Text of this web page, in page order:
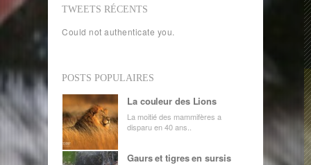
TWEETS RÉCENTS
Could not authenticate you.
POSTS POPULAIRES
La couleur des Lions
La moitié des mammifères a
disparu en 40 ans..
Gaurs et tigres en sursis